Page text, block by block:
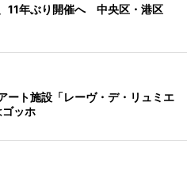
11年ぶり開催へ 中央区・港区
ート施設「レーヴ・デ・リュミエ
ッホ